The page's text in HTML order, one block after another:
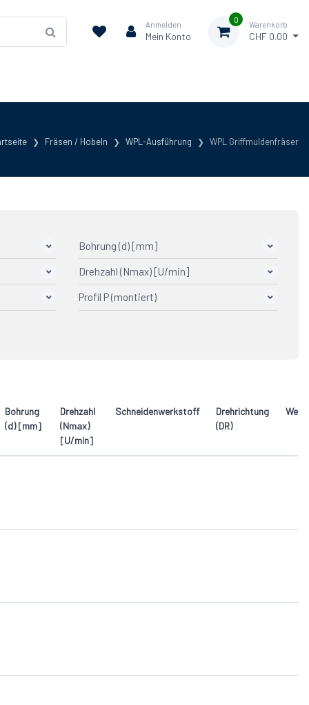
Anmelden
Mein Konto
0
Warenkorb
CHF 0.00
Fräsen / Hobeln WPL-Ausführung WPL Griffmuldenfräser
Bohrung (d) [mm]
30
Drehzahl (Nmax) [U/min]
5'500-9'500
Profil P (montiert)
Bohrung
(d) [mm]
Drehzahl
(Nmax)
[U/min]
Schneidenwerkstoff
Drehrichtung
(DR)